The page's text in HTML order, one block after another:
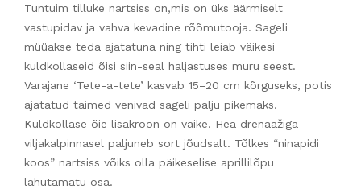
Tuntuim tilluke nartsiss on,mis on üks äärmiselt
vastupidav ja vahva kevadine rõõmutooja. Sageli
müüakse teda ajatatuna ning tihti leiab väikesi
kuldkollaseid õisi siin-seal haljastuses muru seest.
Varajane ‘Tete-a-tete’ kasvab 15–20 cm kõrguseks, potis
ajatatud taimed venivad sageli palju pikemaks.
Kuldkollase õie lisakroon on väike. Hea drenaažiga
viljakalpinnasel paljuneb sort jõudsalt. Tõlkes “ninapidi
koos” nartsiss võiks olla päikeselise aprillilõpu
lahutamatu osa.